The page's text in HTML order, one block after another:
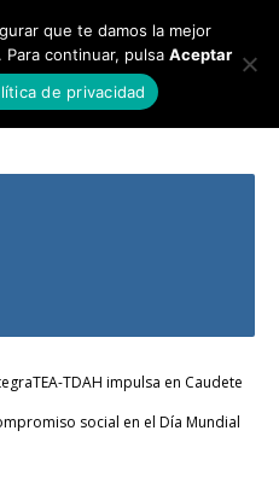
TDAH impulsa en Caudete
social en el Día Mundial
que te damos la mejor
continuar, pulsa Aceptar
de privacidad